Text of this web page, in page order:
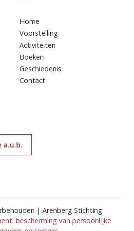
Home
Voorstelling
Activiteiten
Boeken
Geschiedenis
Contact
a.u.b.
| Arenberg Stichting
bescherming van persoonlijke